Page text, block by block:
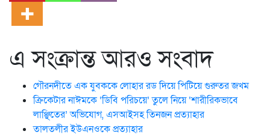
এ সংক্রান্ত আরও সংবাদ
গৌরনদীতে এক যুবককে লোহার রড দিয়ে পিটিয়ে গুরুতর জখম
ক্রিকেটার নাঈমকে ‘ডিবি পরিচয়ে’ তুলে নিয়ে ‘শারীরিকভাবে
লাঞ্ছিতের’ অভিযোগ, এসআইসহ তিনজন প্রত্যাহার
তালতলীর ইউএনওকে প্রত্যাহার